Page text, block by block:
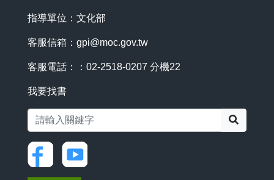
指導單位：文化部
客服信箱： gpi@moc.gov.tw
客服電話：：02-2518-0207 分機22
我要找書